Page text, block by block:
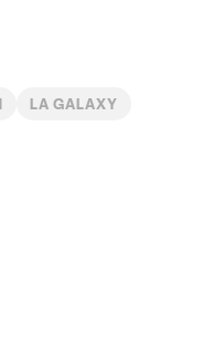
LA GALAXY